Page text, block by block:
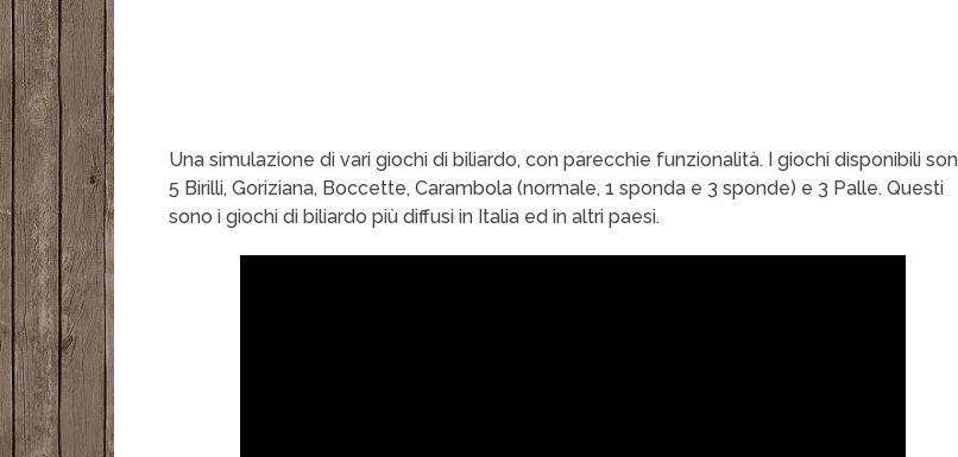
Una simulazione di vari giochi di biliardo, con parecchie funzionalità. I giochi disponibili
5 Birilli, Goriziana, Boccette, Carambola (normale, 1 sponda e 3 sponde) e 3 Palle. Questi
sono i giochi di biliardo più diffusi in Italia ed in altri paesi.